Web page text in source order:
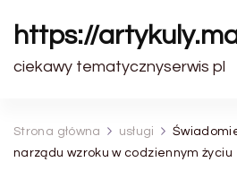
https://
ciekawy tematycznyserwis pl
Strona główna usługi
narządu wzroku w codziennym życiu